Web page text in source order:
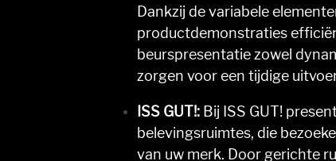
Dankzij de variabele
productdemonstraties
beurspresentatie zowel
zorgen voor een tijdige
ISS GUT!: Bij ISS GUT!
belevingsruimtes, die
van uw merk. Door gerichte